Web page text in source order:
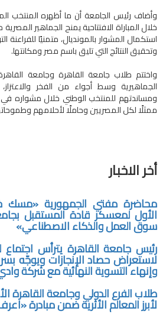
وأضاف رئيس الجامعة أن ما أظهره المنتخب
خلال المباراة الافتتاحية يمنح الجماهير
استكمال المشوار بالمونديال، متمنيًا للفراعنة
وتحقيق النتائج التي تليق باسم مصر ومكانتها.
واختتم طلاب جامعة القاهرة وجامعة القاهرة
الجماهيرية وسط أجواء من الفخر
ممثلًا لكل المصريين وحاملًا لأحلامهم
أخر الاخبار
محاضرة مفتي الجمهورية «مسك
الأول لمعسكر قادة المستقبل
سوق العمل والذكاء الاصطناعي»
رئيس جامعة القاهرة يترأس
لاستعراض حصاد الإنجازات ويوجّه
وإنهاء التسوية النهائية مع شركة
طلاب الفرع الدولي وجامعة القاهرة
لأبرز المعالم الأثرية ضمن مبادرة